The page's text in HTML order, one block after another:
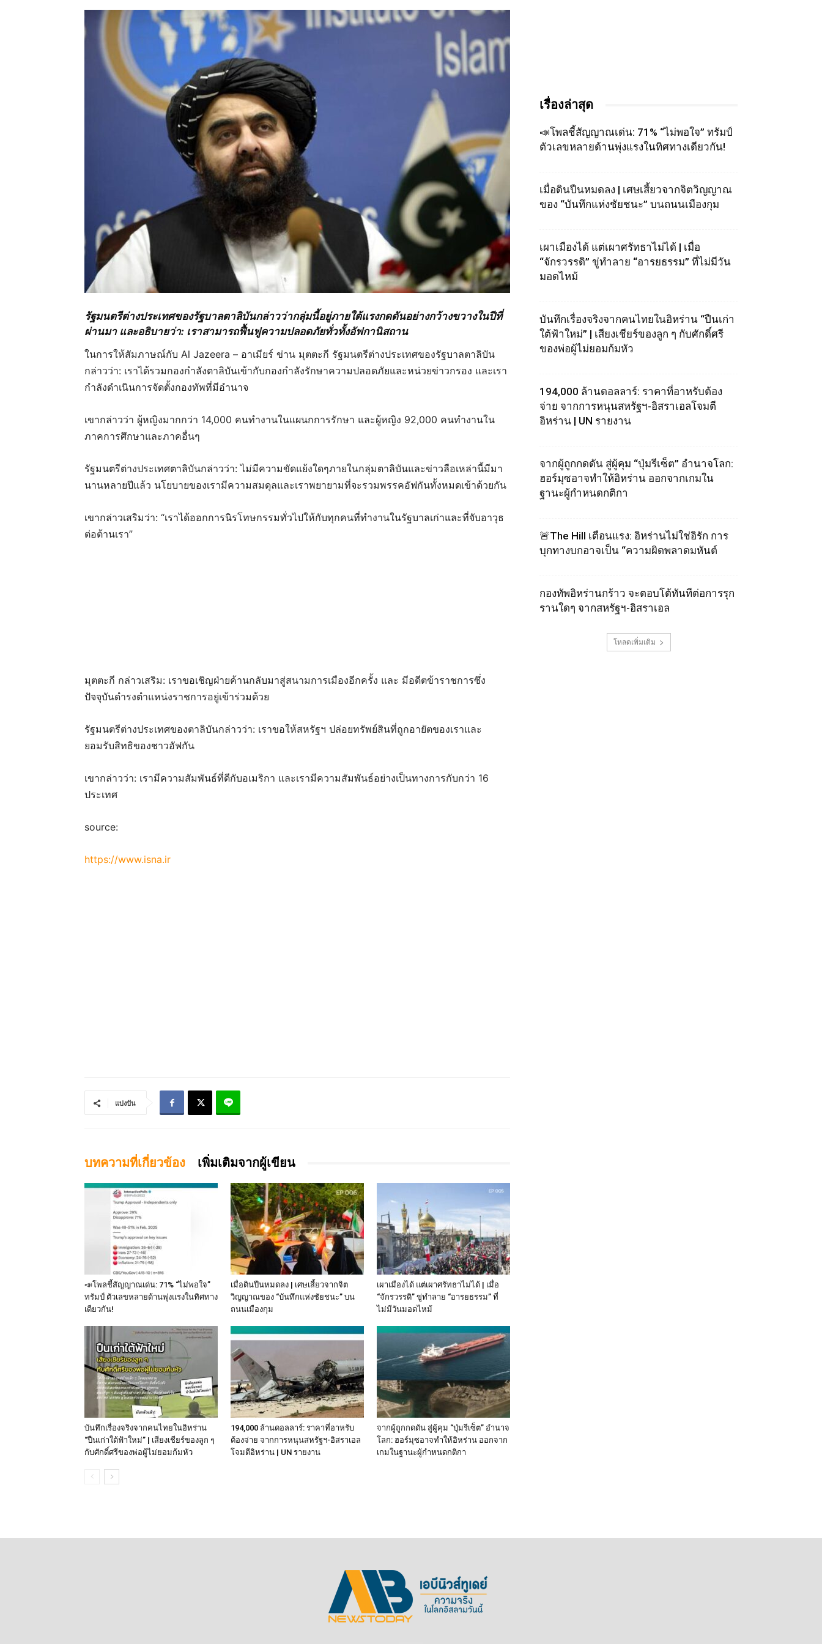
รัฐมนตรีต่างประเทศของรัฐบาลตาลิบันกล่าวว่ากลุ่มนี้อยู่ภายใต้แรงกดดันอย่างกว้างขวางในปีที่
ผ่านมา และอธิบายว่า: เราสามารถฟื้นฟูความปลอดภัยทั่วทั้งอัฟกานิสถาน
ในการให้สัมภาษณ์กับ Al Jazeera – อาเมียร์ ข่าน มุตตะกี รัฐมนตรีต่างประเทศของรัฐบาลตาลิบัน
กล่าวว่า: เราได้รวมกองกำลังตาลิบันเข้ากับกองกำลังรักษาความปลอดภัยและหน่วยข่าวกรอง และเรา
กำลังดำเนินการจัดตั้งกองทัพที่มีอำนาจ
เขากล่าวว่า ผู้หญิงมากกว่า 14,000 คนทำงานในแผนกการรักษา และผู้หญิง 92,000 คนทำงานใน
ภาคการศึกษาและภาคอื่นๆ
รัฐมนตรีต่างประเทศตาลิบันกล่าวว่า: ไม่มีความขัดแย้งใดๆภายในกลุ่มตาลิบันและข่าวลือเหล่านี้มีมา
นานหลายปีแล้ว นโยบายของเรามีความสมดุลและเราพยายามที่จะรวมพรรคอัฟกันทั้งหมดเข้าด้วยกัน
เขากล่าวเสริมว่า: “เราได้ออกการนิรโทษกรรมทั่วไปให้กับทุกคนที่ทำงานในรัฐบาลเก่าและที่จับอาวุธ
ต่อต้านเรา”
มุตตะกี กล่าวเสริม: เราขอเชิญฝ่ายค้านกลับมาสู่สนามการเมืองอีกครั้ง และ มีอดีตข้าราชการซึ่ง
ปัจจุบันดำรงตำแหน่งราชการอยู่เข้าร่วมด้วย
รัฐมนตรีต่างประเทศของตาลิบันกล่าวว่า: เราขอให้สหรัฐฯ ปล่อยทรัพย์สินที่ถูกอายัตของเราและ
ยอมรับสิทธิของชาวอัฟกัน
เขากล่าวว่า: เรามีความสัมพันธ์ที่ดีกับอเมริกา และเรามีความสัมพันธ์อย่างเป็นทางการกับกว่า 16
ประเทศ
source:
https://www.isna.ir
แบ่งปัน
บทความที่เกี่ยวข้อง เพิ่มเติมจากผู้เขียน
📣โพลชี้สัญญาณเด่น: 71% “ไม่พอใจ”
ทรัมป์ ตัวเลขหลายด้านพุ่งแรงในทิศทาง
เดียวกัน!
เมื่อดินปืนหมดลง | เศษเสี้ยวจากจิต
วิญญาณของ “บันทึกแห่งชัยชนะ” บน
ถนนเมืองกุม
เผาเมืองได้ แต่เผาศรัทธาไม่ได้ | เมื่อ
“จักรวรรดิ” ขู่ทำลาย “อารยธรรม” ที่
ไม่มีวันมอดไหม้
บันทึกเรื่องจริงจากคนไทยในอิหร่าน
“ปืนเก่าใต้ฟ้าใหม่” | เสียงเชียร์ของลูก ๆ
กับศักดิ์ศรีของพ่อผู้ไม่ยอมก้มหัว
194,000 ล้านดอลลาร์: ราคาที่อาหรับ
ต้องจ่าย จากการหนุนสหรัฐฯ‑อิสราเอล
โจมตีอิหร่าน | UN รายงาน
จากผู้ถูกกดดัน สู่ผู้คุม “ปุ่มรีเซ็ต” อำนาจ
โลก: ฮอร์มุซอาจทำให้อิหร่าน ออกจาก
เกมในฐานะผู้กำหนดกติกา
เรื่องล่าสุด
📣โพลชี้สัญญาณเด่น: 71% “ไม่พอใจ” ทรัมป์
ตัวเลขหลายด้านพุ่งแรงในทิศทางเดียวกัน!
เมื่อดินปืนหมดลง | เศษเสี้ยวจากจิตวิญญาณ
ของ “บันทึกแห่งชัยชนะ” บนถนนเมืองกุม
เผาเมืองได้ แต่เผาศรัทธาไม่ได้ | เมื่อ
“จักรวรรดิ” ขู่ทำลาย “อารยธรรม” ที่ไม่มีวัน
มอดไหม้
บันทึกเรื่องจริงจากคนไทยในอิหร่าน “ปืนเก่า
ใต้ฟ้าใหม่” | เสียงเชียร์ของลูก ๆ กับศักดิ์ศรี
ของพ่อผู้ไม่ยอมก้มหัว
194,000 ล้านดอลลาร์: ราคาที่อาหรับต้อง
จ่าย จากการหนุนสหรัฐฯ‑อิสราเอลโจมตี
อิหร่าน | UN รายงาน
จากผู้ถูกกดดัน สู่ผู้คุม “ปุ่มรีเซ็ต” อำนาจโลก:
ฮอร์มุซอาจทำให้อิหร่าน ออกจากเกมใน
ฐานะผู้กำหนดกติกา
🚨The Hill เตือนแรง: อิหร่านไม่ใช่อิรัก การ
บุกทางบกอาจเป็น “ความผิดพลาดมหันต์
กองทัพอิหร่านกร้าว จะตอบโต้ทันทีต่อการรุก
รานใดๆ จากสหรัฐฯ-อิสราเอล
โหลดเพิ่มเติม